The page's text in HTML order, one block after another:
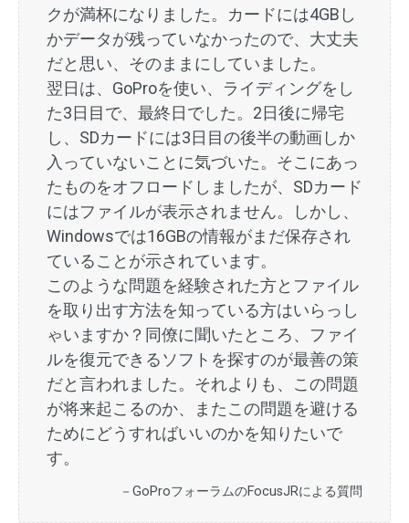
クが満杯になりました。カードには4GBし
かデータが残っていなかったので、大丈夫
だと思い、そのままにしていました。
翌日は、GoProを使い、ライディングをし
た3日目で、最終日でした。2日後に帰宅
し、SDカードには3日目の後半の動画しか
入っていないことに気づいた。そこにあっ
たものをオフロードしましたが、SDカード
にはファイルが表示されません。しかし、
Windowsでは16GBの情報がまだ保存され
ていることが示されています。
このような問題を経験された方とファイル
を取り出す方法を知っている方はいらっし
ゃいますか？同僚に聞いたところ、ファイ
ルを復元できるソフトを探すのが最善の策
だと言われました。それよりも、この問題
が将来起こるのか、またこの問題を避ける
ためにどうすればいいのかを知りたいで
す。
－GoProフォーラムのFocusJRによる質問